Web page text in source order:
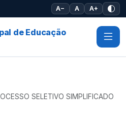
A− A A+
de Educação
SELETIVO SIMPLIFICADO